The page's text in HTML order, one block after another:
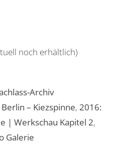
noch erhältlich)
Archiv
– Kiezspinne, 2016:
| Werkschau Kapitel 2,
Galerie